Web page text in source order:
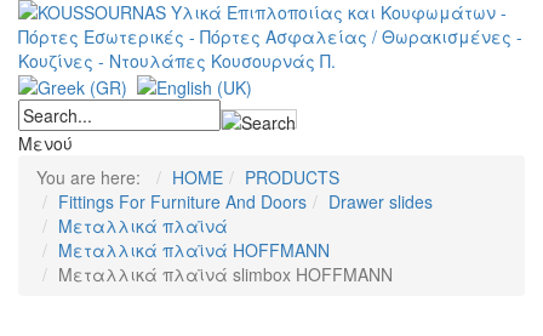
Μενού
You are here:
HOME
PRODUCTS
Fittings For Furniture And Doors
Drawer slides
Μεταλλικά πλαϊνά
Μεταλλικά πλαϊνά HOFFMANN
Μεταλλικά πλαϊνά slimbox HOFFMANN